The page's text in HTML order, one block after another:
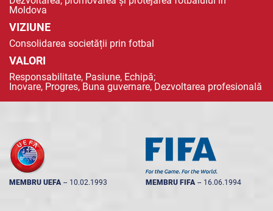
Moldova
VIZIUNE
Consolidarea societății prin fotbal
VALORI
Responsabilitate, Pasiune, Echipă;
Inovare, Progres, Buna guvernare, Dezvoltarea profesională
MEMBRU UEFA -- 10.02.1993 MEMBRU FIFA -- 16.06.1994